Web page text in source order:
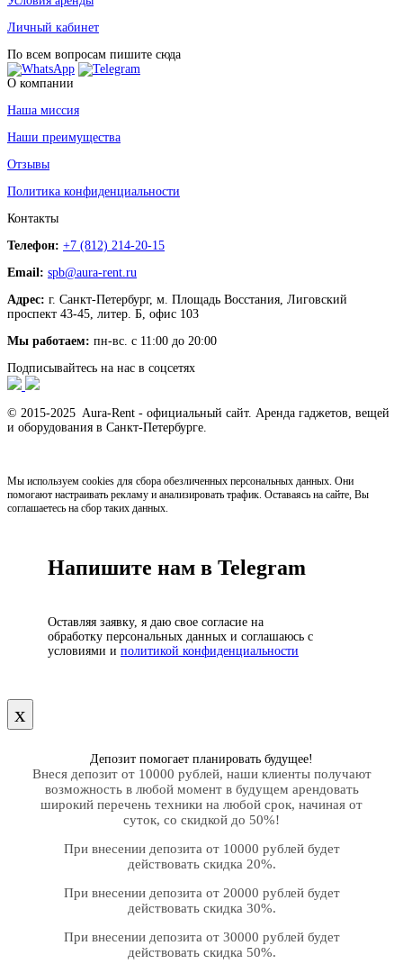
Личный кабинет
По всем вопросам пишите сюда
О компании
Наша миссия
Наши преимущества
Отзывы
Политика конфиденциальности
Контакты
Телефон: +7 (812) 214-20-15
Email: spb@aura-rent.ru
Адрес: г. Санкт-Петербург, м. Площадь Восстания, Лиговский
проспект 43-45, литер. Б, офис 103
Мы работаем: пн-вс. с 11:00 до 20:00
Подписывайтесь на нас в соцсетях
© 2015-2025 Aura-Rent - официальный сайт. Аренда гаджетов, вещей
и оборудования в Санкт-Петербурге.
Мы используем cookies для сбора обезличенных персональных данных. Они
помогают настраивать рекламу и анализировать трафик. Оставаясь на сайте, Вы
соглашаетесь на сбор таких данных.
Напишите нам в Telegram
Оставляя заявку, я даю свое согласие на
обработку персональных данных и соглашаюсь с
условиями и политикой конфиденциальности
х
Депозит помогает планировать будущее!
Внеся депозит от 10000 рублей, наши клиенты получают
возможность в любой момент в будущем арендовать
широкий перечень техники на любой срок, начиная от
суток, со скидкой до 50%!
При внесении депозита от 10000 рублей будет
действовать скидка 20%.
При внесении депозита от 20000 рублей будет
действовать скидка 30%.
При внесении депозита от 30000 рублей будет
действовать скидка 50%.